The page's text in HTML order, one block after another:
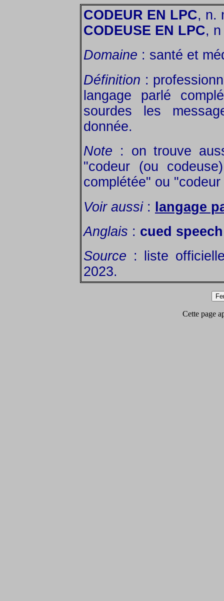
CODEUR EN LPC, n.
CODEUSE EN LPC,
Domaine : santé et
Définition :
langage parlé
sourdes les
donnée.
Note : on trouve
"codeur (ou
complétée" ou
Voir aussi:
langage
Anglais : cued
Source : liste
2023.
Cette page